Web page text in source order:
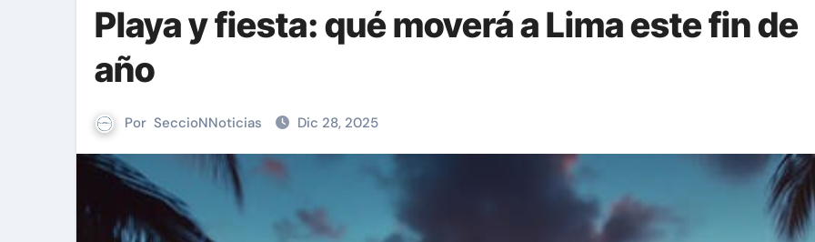
Playa y fiesta: qué moverá a Lima este fin de
año
Por SeccioNNoticias Dic 28, 2025